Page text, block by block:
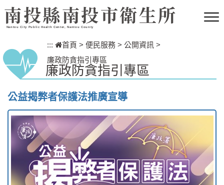
跳到主要內容區塊
南投縣南投市衛生所
Nantou City Public Health Center, Nantou County
::: 首頁 > 便民服務 > 公開資訊 >
廉政防貪指引專區
廉政防貪指引專區
公益揭弊者保護法推廣宣導